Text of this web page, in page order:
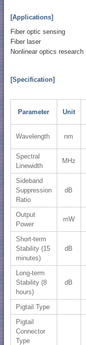
[Applications]
Fiber optic sensing
Fiber laser
Nonlinear optics research
[Specification]
Parameter Unit
Wavelength nm
Spectral
Linewidth
MHz
Sideband
Suppression
Ratio
dB
Output
Power
mW
Short-term
Stability (15
minutes)
dB
Long-term
Stability (8
hours)
dB
Pigtail Type
Pigtail
Connector
Type